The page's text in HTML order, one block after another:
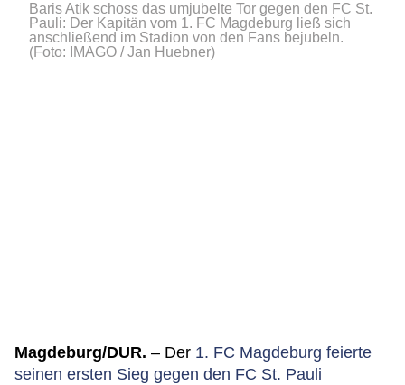
Baris Atik schoss das umjubelte Tor gegen den FC St.
Pauli: Der Kapitän vom 1. FC Magdeburg ließ sich
anschließend im Stadion von den Fans bejubeln.
(Foto: IMAGO / Jan Huebner)
Magdeburg/DUR. – Der 1. FC Magdeburg feierte
seinen ersten Sieg gegen den FC St. Pauli